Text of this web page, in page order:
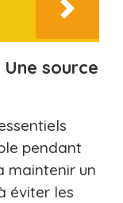
source
pendant
maintenir un
éviter les